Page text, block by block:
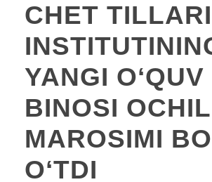
CHET TILLARI
YANGI OʻQUV
BINOSI
MAROSIMI
OʻTDI